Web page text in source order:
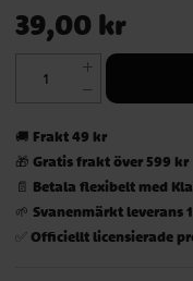
Pris: 39,00 kr
39,00 kr
🚚 Frakt 49 kr
🎁 Gratis frakt över 599 kr
📄 Betala flexibelt med
🌱 Svanenmärkt leverans
✅ Officiellt licensierade